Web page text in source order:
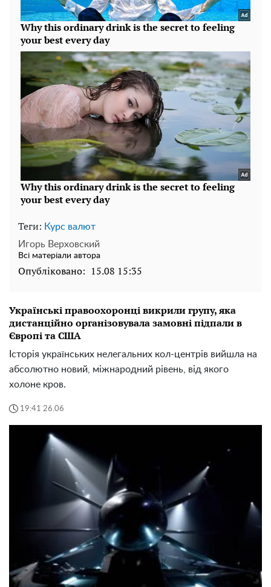
Теги: Курс валют
Игорь Верховский
Всі матеріали автора
Опубліковано: 15.08 15:35
Українські правоохоронці викрили групу, яка
дистанційно організовувала замовні підпали в
Європі та США
Історія українських нелегальних кол-центрів вийшла на
абсолютно новий, міжнародний рівень, від якого
холоне кров.
19:41 26.06